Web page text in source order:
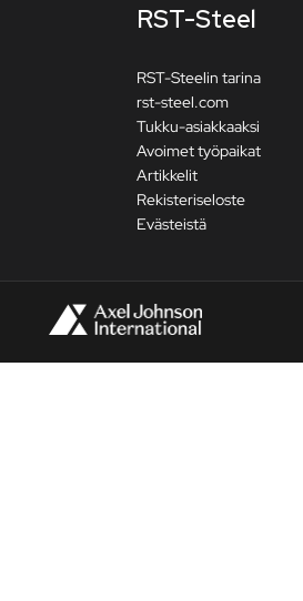
RST-Steel
RST-Steelin tarina
rst-steel.com
Tukku-asiakkaaksi
Avoimet työpaikat
Artikkelit
Rekisteriseloste
Evästeistä